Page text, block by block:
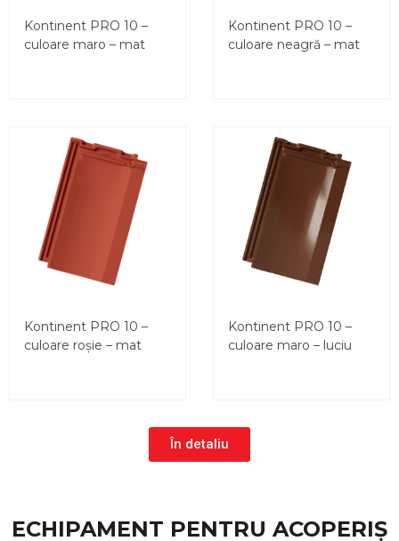
Kontinent PRO 10 –
culoare maro – mat
Kontinent PRO 10 –
culoare neagră – mat
Kontinent PRO 10 –
culoare roșie – mat
Kontinent PRO 10 –
culoare maro – luciu
În detaliu
ECHIPAMENT PENTRU ACOPERIȘ